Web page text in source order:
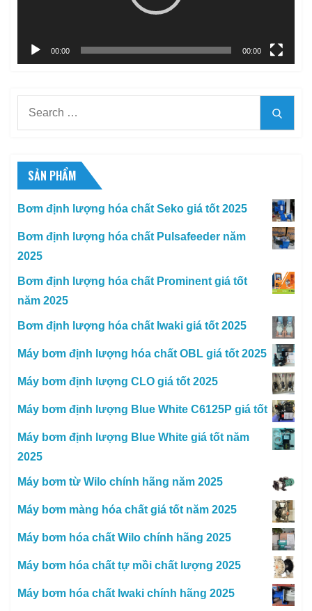
00:00 00:00
SẢN PHẨM
Bơm định lượng hóa chất Seko giá tốt 2025
Bơm định lượng hóa chất Pulsafeeder năm
2025
Bơm định lượng hóa chất Prominent giá tốt
năm 2025
Bơm định lượng hóa chất Iwaki giá tốt 2025
Máy bơm định lượng hóa chất OBL giá tốt 2025
Máy bơm định lượng CLO giá tốt 2025
Máy bơm định lượng Blue White C6125P giá tốt
Máy bơm định lượng Blue White giá tốt năm
2025
Máy bơm từ Wilo chính hãng năm 2025
Máy bơm màng hóa chất giá tốt năm 2025
Máy bơm hóa chất Wilo chính hãng 2025
Máy bơm hóa chất tự mồi chất lượng 2025
Máy bơm hóa chất Iwaki chính hãng 2025